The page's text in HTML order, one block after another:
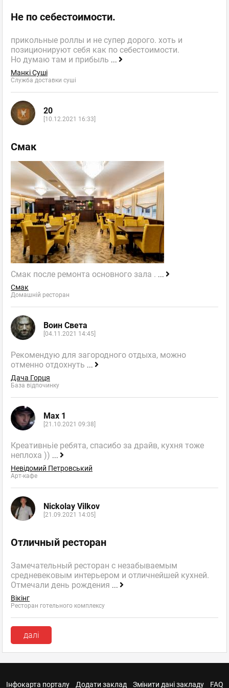
Не по себестоимости.
прикольные роллы и не супер дорого. хоть и
позиционируют себя как по себестоимости.
Но думаю там и прибыль ...
Манкі Суші
Служба доставки суші
20
[10.12.2021 16:33]
Смак
Смак после ремонта основного зала . ...
Смак
Домашній ресторан
Воин Света
[04.11.2021 14:45]
Рекомендую для загородного отдыха, можно
отменно отдохнуть ...
Дача Горця
База відпочинку
Max 1
[21.10.2021 09:38]
Креативньіе ребята, спасибо за драйв, кухня тоже
неплоха )) ...
Невідомий Петровський
Арт-кафе
Nickolay Vilkov
[21.09.2021 14:05]
Отличный ресторан
Замечательный ресторан с незабываемым
средневековым интерьером и отличнейшей кухней.
Отмечали день рождения ...
Вікінг
Ресторан готельного комплексу
далі
Інфокарта порталу Додати заклад Змінити дані закладу FAQ